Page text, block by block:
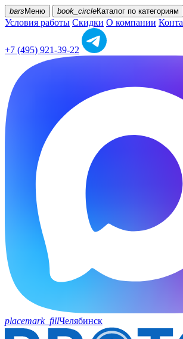
bars Меню book_circleКаталог по категориям
Условия работы Скидки О компании
+7 (495) 921-39-22
placemark_fillЧелябинск